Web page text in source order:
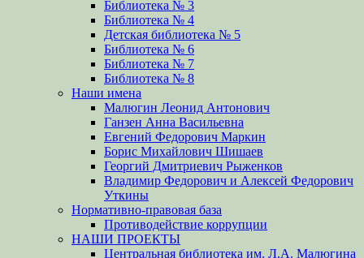
Библиотека № 3
Библиотека № 4
Детская библиотека № 5
Библиотека № 6
Библиотека № 7
Библиотека № 8
Наши имена
Малюгин Леонид Антонович
Ганзен Анна Васильевна
Евгений Федорович Маркин
Борис Михайлович Шишаев
Георгий Дмитриевич Рыженков
Владимир Федорович и Алексей Федорович
Уткины
Нормативно-правовая база
Противодействие коррупции
НАШИ ПРОЕКТЫ
Центральная библиотека им. Л.А. Малюгина